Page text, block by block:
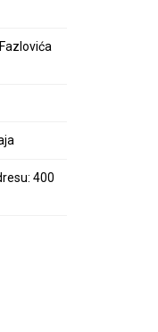
400